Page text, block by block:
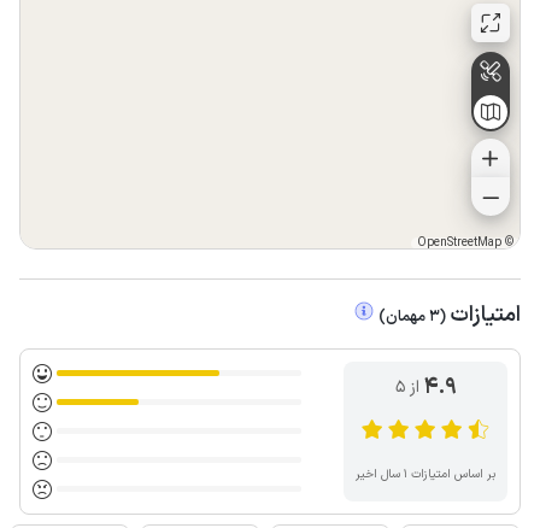
©
OpenStreetMap
امتیازات (
3مهمان)
4.9 از ۵
بر اساس امتیازات ۱ سال اخیر